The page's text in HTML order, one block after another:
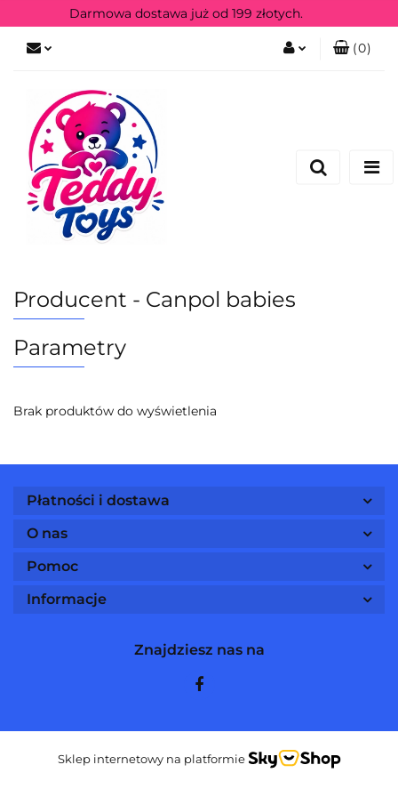
Darmowa dostawa już od 199 złotych.
(0)
Producent - Canpol babies
Parametry
Brak produktów do wyświetlenia
Płatności i dostawa
O nas
Pomoc
Informacje
Znajdziesz nas na
Sklep internetowy na platformie